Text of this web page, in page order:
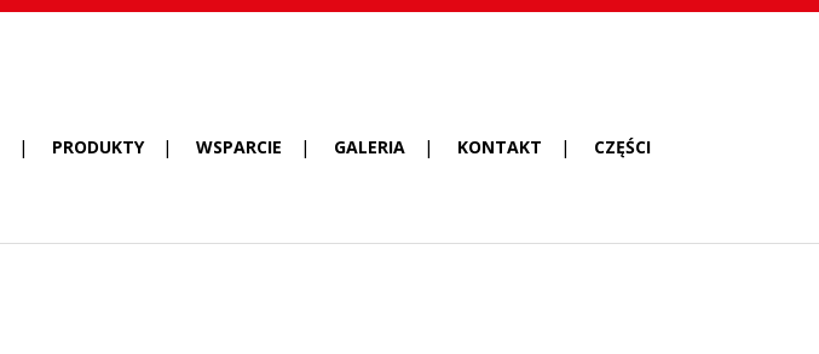
PRODUKTY WSPARCIE GALERIA KONTAKT CZĘŚCI